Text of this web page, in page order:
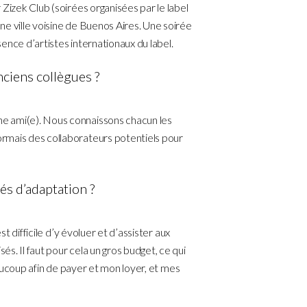
Club (soirées organisées par le label
ville voisine de Buenos Aires. Une soirée
d’artistes internationaux du label.
collègues ?
ami(e). Nous connaissons chacun les
des collaborateurs potentiels pour
d’adaptation ?
difficile d’y évoluer et d’assister aux
Il faut pour cela un gros budget, ce qui
afin de payer et mon loyer, et mes